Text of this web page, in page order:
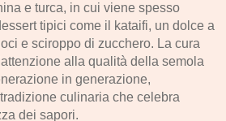
e turca, in cui viene spesso
tipici come il kataifi, un dolce a
e sciroppo di zucchero. La cura
alla qualità della semola
in generazione,
culinaria che celebra
dei sapori.